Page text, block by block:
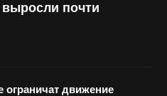
почти
ограничат движение